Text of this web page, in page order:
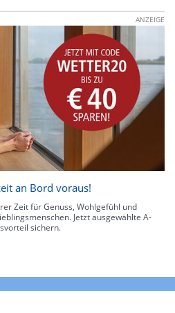
ANZEIGE
an Bord voraus!
Zeit für Genuss, Wohlgefühl und
Jetzt ausgewählte A-
sichern.